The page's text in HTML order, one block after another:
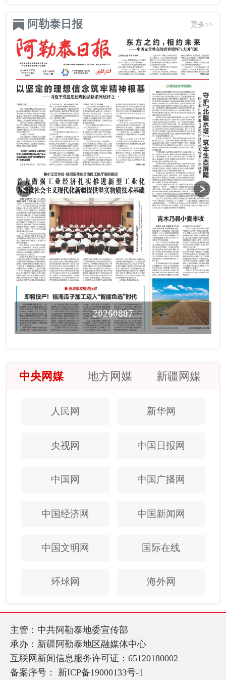
阿勒泰日报 更多>>
20260807
中央网媒 地方网媒 新疆网媒
人民网 新华网
央视网 中国日报网
中国网 中国广播网
中国经济网 中国新闻网
中国文明网 国际在线
环球网 海外网
主管：中共阿勒泰地委宣传部
承办：新疆阿勒泰地区融媒体中心
互联网新闻信息服务许可证：65120180002
备案序号： 新ICP备19000133号-1